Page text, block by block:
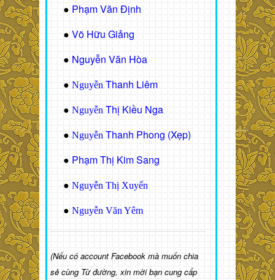
● Phạm Văn Định
● Võ Hữu Giảng
● Nguyễn Văn Hòa
● Nguyễn Thanh Liêm
● Nguyễn Thị Kiều Nga
● Nguyễn Thanh Phong (Xẹp)
● Phạm Thị Kim Sang
● Nguyễn Thị Xuyến
● Nguyễn Văn Yêm
(Nếu có account Facebook mà muốn chia
sẻ cùng Từ đường, xin mời bạn cung cấp